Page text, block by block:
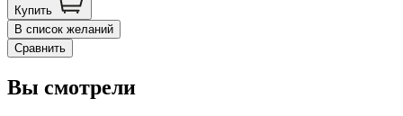
Купить
В список желаний
Сравнить
Вы смотрели